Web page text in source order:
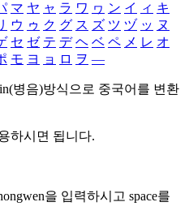
マ ヤ ャ ラ ワ ヮ ン イ ィ キ
ウ ゥ ク グ ス ズ ツ ヅ ッ ヌ
セ ゼ テ デ ヘ ベ ペ メ レ オ
モ ヨ ョ ロ ヲ ―
병음)방식으로 중국어를 변환
하시면 됩니다.
을 입력하시고 space를